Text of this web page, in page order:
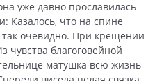
уже давно прославилась
Казалось, что на спине
очевидно. При крещении
чувства благоговейной
матушка всю жизнь